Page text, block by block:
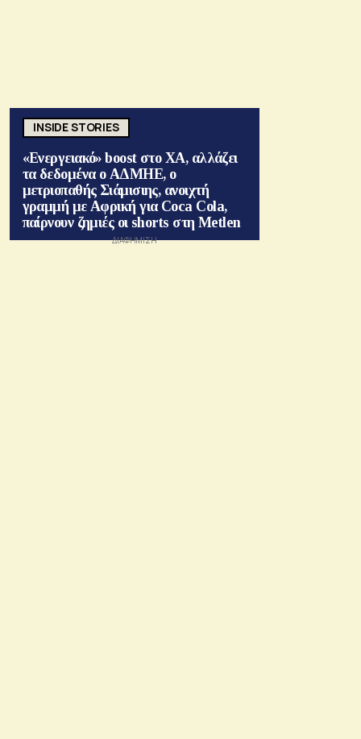
INSIDE STORIES
«Ενεργειακό» boost στο ΧΑ, αλλάζει
τα δεδομένα ο ΑΔΜΗΕ, ο
μετριοπαθής Σιάμισιης, ανοιχτή
γραμμή με Αφρική για Coca Cola,
παίρνουν ζημιές οι shorts στη Metlen